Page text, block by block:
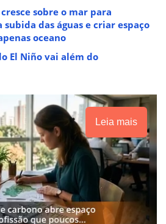
sobre o mar para
das águas e criar espaço
oceano
El Niño vai além do
Leia mais